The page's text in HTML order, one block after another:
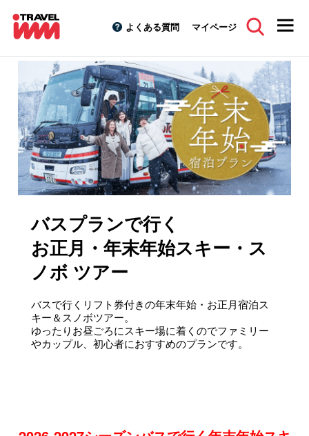
よくある質問
マイページ
スキーツアーTOP
お正月・年末年始ツア
バスプランで行く
お正月・年末年始スキー・ス
ノボ ツアー
バスで行くリフト券付きの年末年始・お正月宿泊ス
キー＆スノボツアー。
ゆったりお昼ごろにスキー場に着くのでファミリー
やカップル、初心者におすすめのプランです。